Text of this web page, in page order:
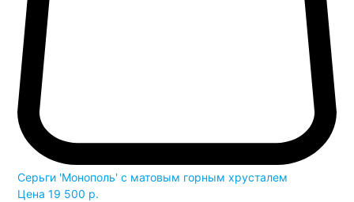
Серьги 'Монополь' с матовым горным хрусталем
Цена 19 500 р.